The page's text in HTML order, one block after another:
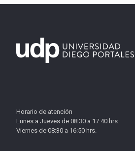
Horario de atención
Lunes a Jueves de 08:30 a 17:40 hrs.
Viernes de 08:30 a 16:50 hrs.